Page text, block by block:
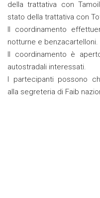
della trattativa con
stato della trattativa con
Il coordinamento
notturne e benzacartelloni.
Il coordinamento è
autostradali interessati.
I partecipanti possono
alla segreteria di Faib